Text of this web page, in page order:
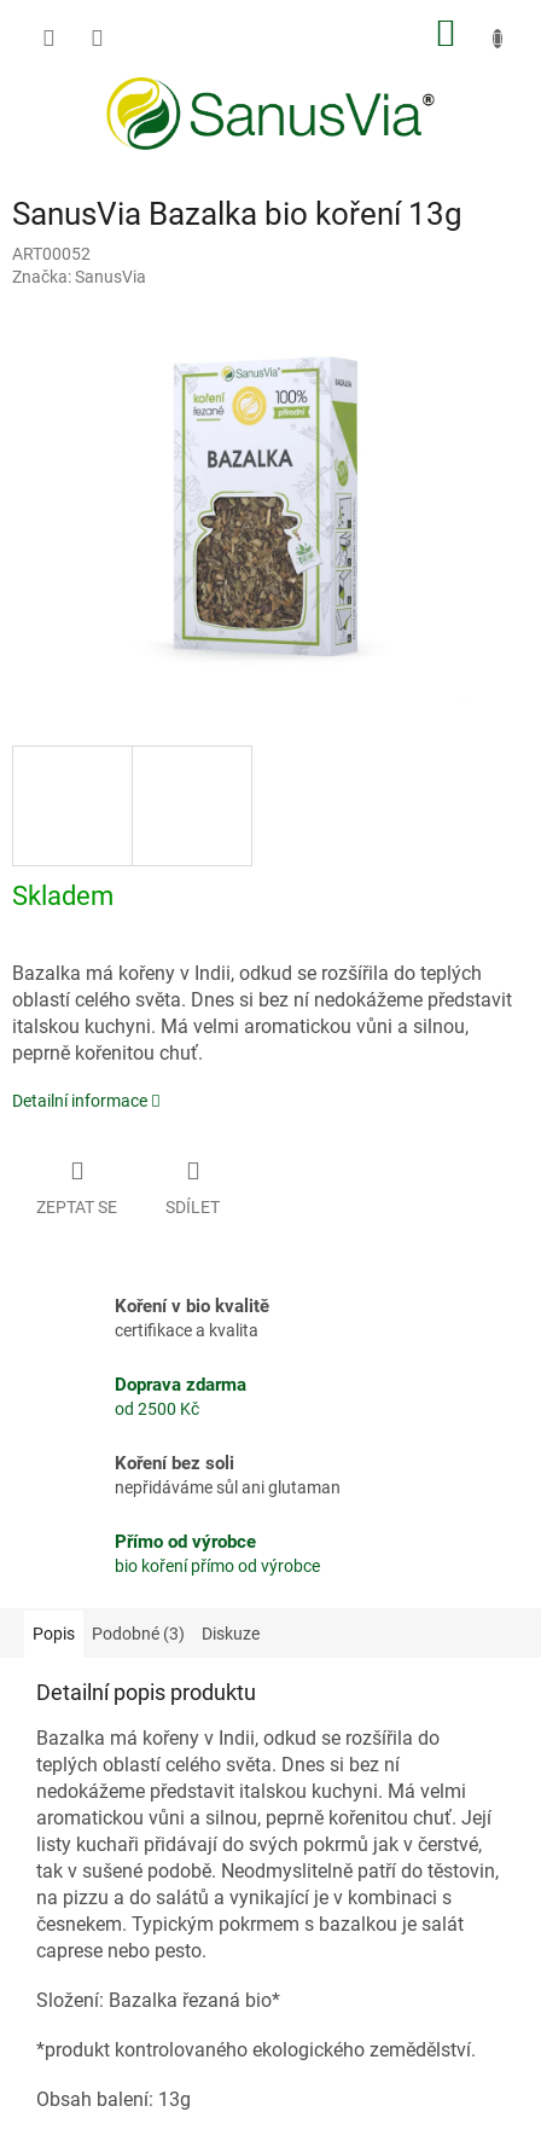
SanusVia Bazalka bio koření 13g
ART00052
Značka:SanusVia
Skladem
Bazalka má kořeny v Indii, odkud se rozšířila do teplých
oblastí celého světa. Dnes si bez ní nedokážeme představit
italskou kuchyni. Má velmi aromatickou vůni a silnou,
peprně kořenitou chuť.
Detailní informace
ZEPTAT SE SDÍLET
Koření v bio kvalitě
certifikace a kvalita
Doprava zdarma
od 2500 Kč
Koření bez soli
nepřidáváme sůl ani glutaman
Přímo od výrobce
bio koření přímo od výrobce
Popis Podobné (3) Diskuze
Detailní popis produktu
Bazalka má kořeny v Indii, odkud se rozšířila do
teplých oblastí celého světa. Dnes si bez ní
nedokážeme představit italskou kuchyni. Má velmi
aromatickou vůni a silnou, peprně kořenitou chuť. Její
listy kuchaři přidávají do svých pokrmů jak v čerstvé,
tak v sušené podobě. Neodmyslitelně patří do těstovin,
na pizzu a do salátů a vynikající je v kombinaci s
česnekem. Typickým pokrmem s bazalkou je salát
caprese nebo pesto.
Složení: Bazalka řezaná bio*
*produkt kontrolovaného ekologického zemědělství.
Obsah balení: 13g